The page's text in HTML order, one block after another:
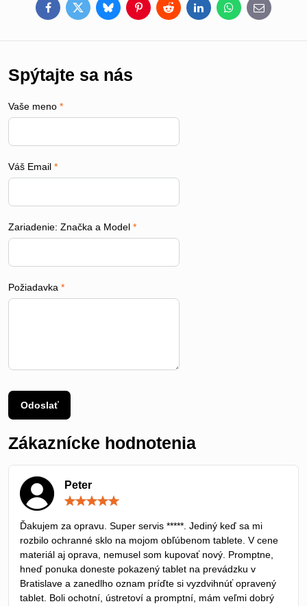
FacebookTwitterBlueskyPinterestRedditLinkedInWhatsApp
E-
mail
Spýtajte sa nás
Vaše meno *
Váš Email *
Zariadenie: Značka a Model *
Požiadavka *
Odoslať
Zákaznícke hodnotenia
Peter
5
Ďakujem za opravu. Super servis *****. Jediný keď sa mi
rozbilo ochranné sklo na mojom obľúbenom tablete. V cene
materiál aj oprava, nemusel som kupovať nový. Promptne,
hneď ponuka doneste pokazený tablet na prevádzku v
Bratislave a zanedlho oznam príďte si vyzdvihnúť opravený
tablet. Boli ochotní, ústretoví a promptní, mám veľmi dobrý